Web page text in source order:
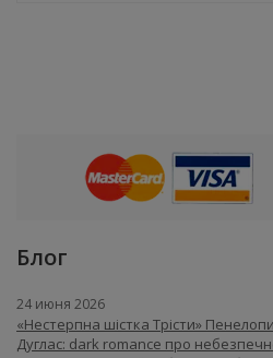
Блог
24 июня 2026
«Нестерпна шістка Трісти» Пенелопи
Дуглас: dark romance про